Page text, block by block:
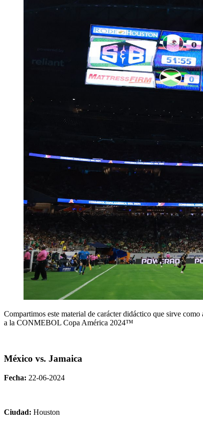
Compartimos este material de carácter didáctico que sirve
a la CONMEBOL Copa América 2024™
México vs. Jamaica
Fecha: 22-06-2024
Ciudad: Houston